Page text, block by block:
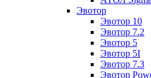
Эвотор
Эвотор 10
Эвотор 7.2
Эвотор 5
Эвотор 5I
Эвотор 7.3
Эвотор